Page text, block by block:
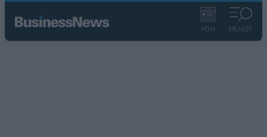
ΡΟΗ ΜΕΝΟΥ